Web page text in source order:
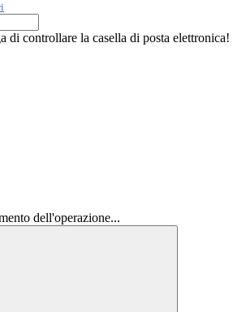
di controllare la casella di posta elettronica!
dell'operazione...